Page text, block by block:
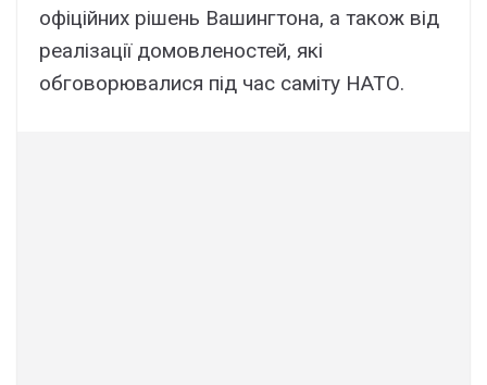
офіційних рішень Вашингтона, а також від
реалізації домовленостей, які
обговорювалися під час саміту НАТО.